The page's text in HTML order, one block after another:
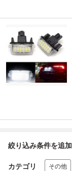
絞り込み条件を追加
カテゴリ その他